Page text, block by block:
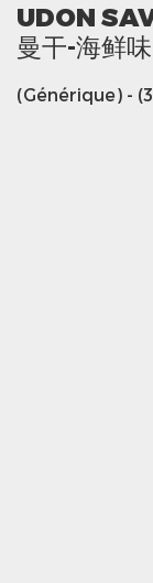
UDON
曼干-海鲜
(Générique) - (3